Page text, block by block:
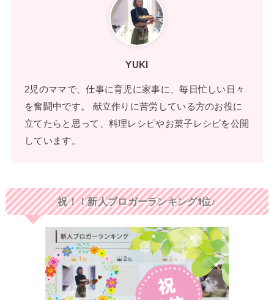
YUKI
2児のママで、仕事に育児に家事に、毎日忙しい日々
を奮闘中です。 献立作りに苦労している方のお役に
立てたらと思って、料理レシピやお菓子レシピを公開
しています。
祝！！新人ブロガーランキング1位♪